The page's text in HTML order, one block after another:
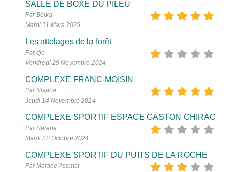
SALLE DE BOXE DU PILEU
Par Belka
Mardi 11 Mars 2025
Les attelages de la forêt
Par dje
Vendredi 29 Novembre 2024
COMPLEXE FRANC-MOISIN
Par Nisana
Jeudi 14 Novembre 2024
COMPLEXE SPORTIF ESPACE GASTON CHIRAC
Par Helena
Mardi 22 Octobre 2024
COMPLEXE SPORTIF DU PUITS DE LA ROCHE
Par Martine Assmat